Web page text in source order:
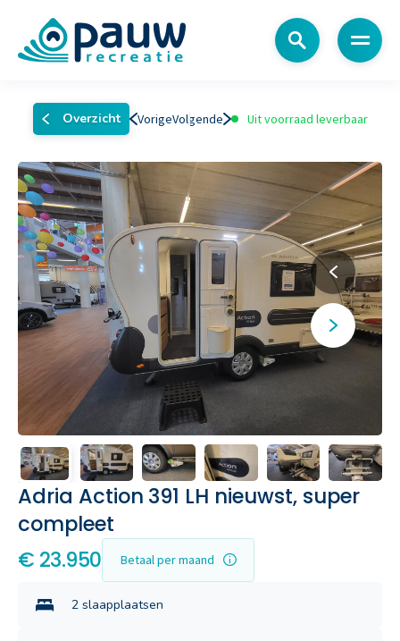
Menu
Overzicht VorigeVolgende Uit voorraad leverbaar
Adria Action 391 LH nieuwst, super
compleet
€ 23.950 Betaal per maand
2 slaapplaatsen